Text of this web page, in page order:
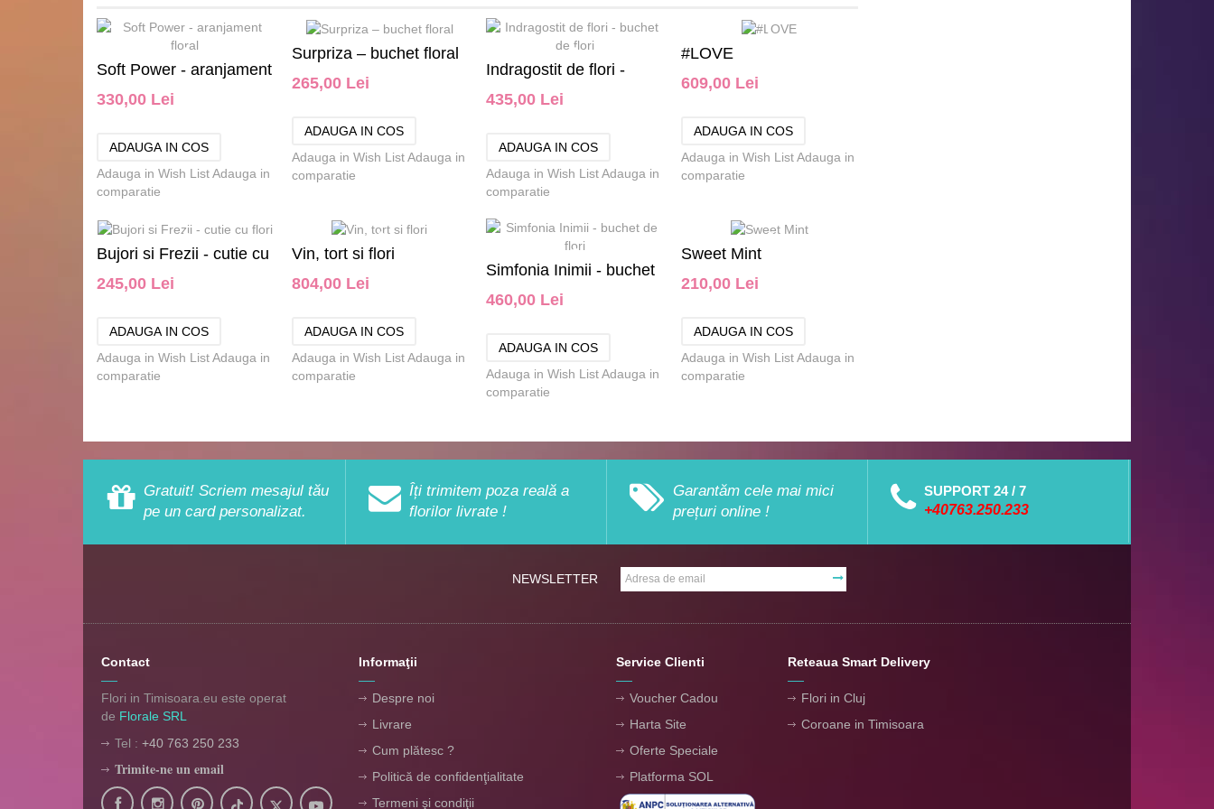
Soft Power - aranjament
floral
330,00 Lei
Adauga in Wish ListAdauga in
comparatie
Surpriza – buchet floral
265,00 Lei
Adauga in Wish List Adauga in
comparatie
Indragostit de flori -
buchet de flori
435,00 Lei
Adauga in Wish List Adauga in
comparatie
#LOVE
609,00 Lei
Adauga in Wish ListAdauga in
comparatie
Bujori si Frezii - cutie cu
flori
245,00 Lei
Adauga in Wish ListAdauga in
comparatie
Vin, tort si flori
804,00 Lei
Adauga in Wish List Adauga in
comparatie
Simfonia Inimii - buchet
de flori
460,00 Lei
Adauga in Wish List Adauga in
comparatie
Sweet Mint
210,00 Lei
Adauga in Wish ListAdauga in
comparatie
Gratuit! Scriem mesajul tău
pe un card personalizat.
Îți trimitem poza reală a
florilor livrate !
Garantăm cele mai mici
prețuri online !
SUPPORT 24 / 7
+40763.250.233
NEWSLETTER
Contact
Flori in Timisoara.eu este operat
de Florale SRL
Tel : +40 763 250 233
Trimite-ne un email
Informaţii
Despre noi
Livrare
Cum plătesc ?
Politică de confidenţialitate
Termeni şi condiţii
Service Clienti
Voucher Cadou
Harta Site
Oferte Speciale
Platforma SOL
Reteaua Smart Delivery
Flori in Cluj
Coroane in Timisoara